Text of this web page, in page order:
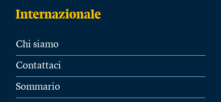
Chi siamo
Contattaci
Sommario